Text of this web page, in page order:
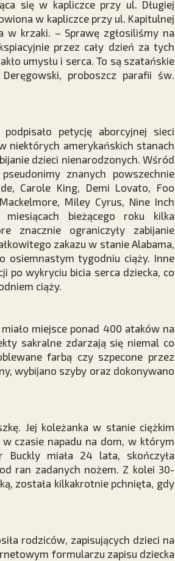
się w kapliczce przy ul. Długiej
w kapliczce przy ul. Kapitulnej
w krzaki. – Sprawę zgłosiliśmy na
przez cały dzień za tych
umysłu i serca. To są szatańskie
proboszcz parafii św.
petycję aborcyjnej sieci
niektórych amerykańskich stanach
dzieci nienarodzonych. Wśród
znanych powszechnie
Carole King, Demi Lovato, Foo
Miley Cyrus, Nine Inch
bieżącego roku kilka
znacznie ograniczyły zabijanie
zakazu w stanie Alabama,
osiemnastym tygodniu ciąży. Inne
po wykryciu bicia serca dziecka, co
ciąży.
miejsce ponad 400 ataków na
sakralne zdarzają się niemal co
farbą czy szpecone przez
wybijano szyby oraz dokonywano
Jej koleżanka w stanie ciężkim
czasie napadu na dom, w którym
Buckly miała 24 lata, skończyła
ran zadanych nożem. Z kolei 30-
została kilkakrotnie pchnięta, gdy
rodziców, zapisujących dzieci na
formularzu zapisu dziecka